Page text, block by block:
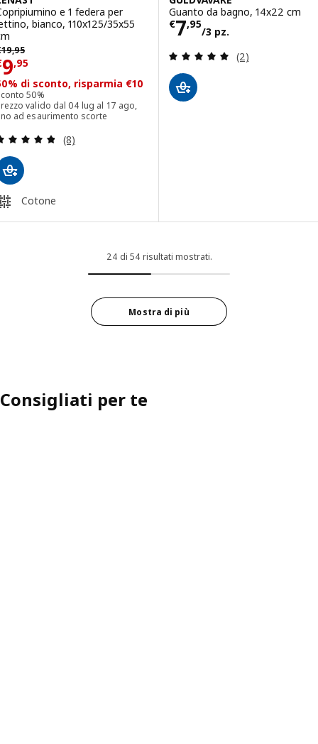
e 1 federa per
bianco, 110x125/35x55
19,95
19,95
9,95 € 9,95
di sconto, risparmia €10
50%
valido dal 04 lug al 17 ago,
ad esaurimento scorte
Recensione: 4.8 fuori da 5 stelle. Totale
(8)
Cotone
Guanto da bagno, 14x22 cm
€7,95
/3 pz.
Prezzo € 7,95/
Recensione: 5
(2)
24 di 54 risultati mostrati.
Mostra di più
Consigliati per te